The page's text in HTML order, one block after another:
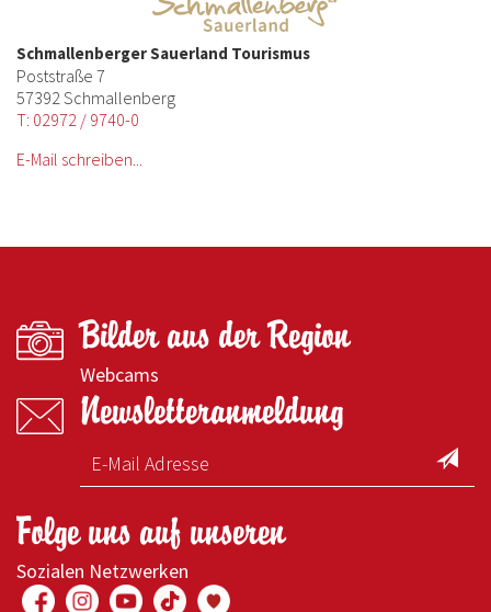
Schmallenberger Sauerland Tourismus
Poststraße 7
57392 Schmallenberg
T: 02972 / 9740-0
E-Mail schreiben...
Bilder aus der Region
Webcams
Newsletteranmeldung
Folge uns auf unseren
Sozialen Netzwerken